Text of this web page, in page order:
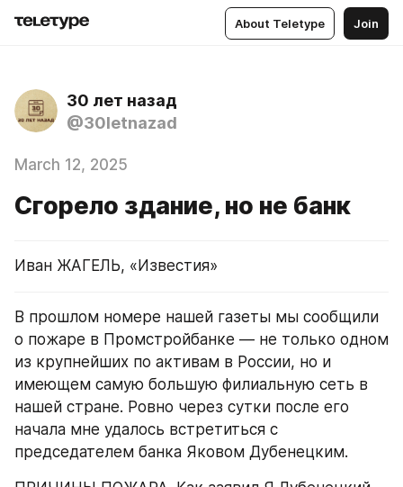
About Teletype Join
30 лет назад
@30letnazad
March 12, 2025
Сгорело здание, но не банк
Иван ЖАГЕЛЬ, «Известия»
В прошлом номере нашей газеты мы сообщили
о пожаре в Промстройбанке — не только одном
из крупнейших по активам в России, но и
имеющем самую большую филиальную сеть в
нашей стране. Ровно через сутки после его
начала мне удалось встретиться с
председателем банка Яковом Дубенецким.